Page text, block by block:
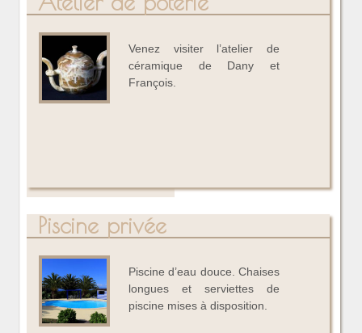
Venez visiter l’atelier de
céramique de Dany et
François.
Piscine privée
Piscine d’eau douce. Chaises
longues et serviettes de
piscine mises à disposition.